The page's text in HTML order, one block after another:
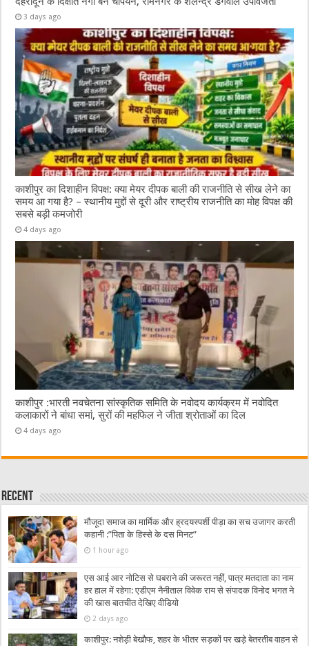
3 days ago
काशीपुर का दिशाहीन विपक्ष: क्या मेयर दीपक बाली की राजनीति से सीख लेने का
समय आ गया है? – स्थानीय मुद्दों से दूरी और राष्ट्रीय राजनीति का मोह विपक्ष की
सबसे बड़ी कमजोरी
4 days ago
काशीपुर :भारती नवचेतना सांस्कृतिक समिति के नवोदय कार्यक्रम में नवोदित
कलाकारों ने बांधा समां, सुरों की महफिल ने जीता श्रोताओं का दिल
4 days ago
Recent
मौजूदा समाज का मार्मिक और ह्रदयस्पर्शी पीड़ा का सच उजागर करती
कहानी :”पिता के हिस्से के दस मिनट”
1 hour ago
एस आई आर नोटिस से घबराने की जरूरत नहीं, पात्र मतदाता का नाम
हर हाल में रहेगा: एडीएम नैनीताल विवेक राय से संपादक विनोद भगत ने
की खास बातचीत देखिए वीडियो
2 days ago
काशीपुर: नशेड़ी बेखौफ, शहर के भीतर सड़कों पर खड़े बेतरतीब वाहन से